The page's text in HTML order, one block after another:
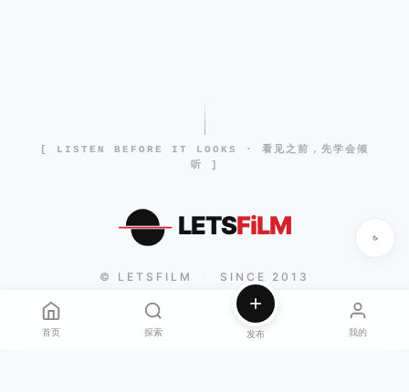
[ LISTEN BEFORE IT LOOKS · 看见之前，先学会倾
听 ]
LETSFiLM
© LETSFILM SINCE 2013
首页 探索 发布 我的